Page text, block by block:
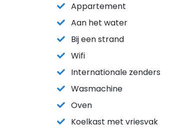
Appartement
Aan het water
Bij een strand
Wifi
Internationale zenders
Wasmachine
Oven
Koelkast met vriesvak